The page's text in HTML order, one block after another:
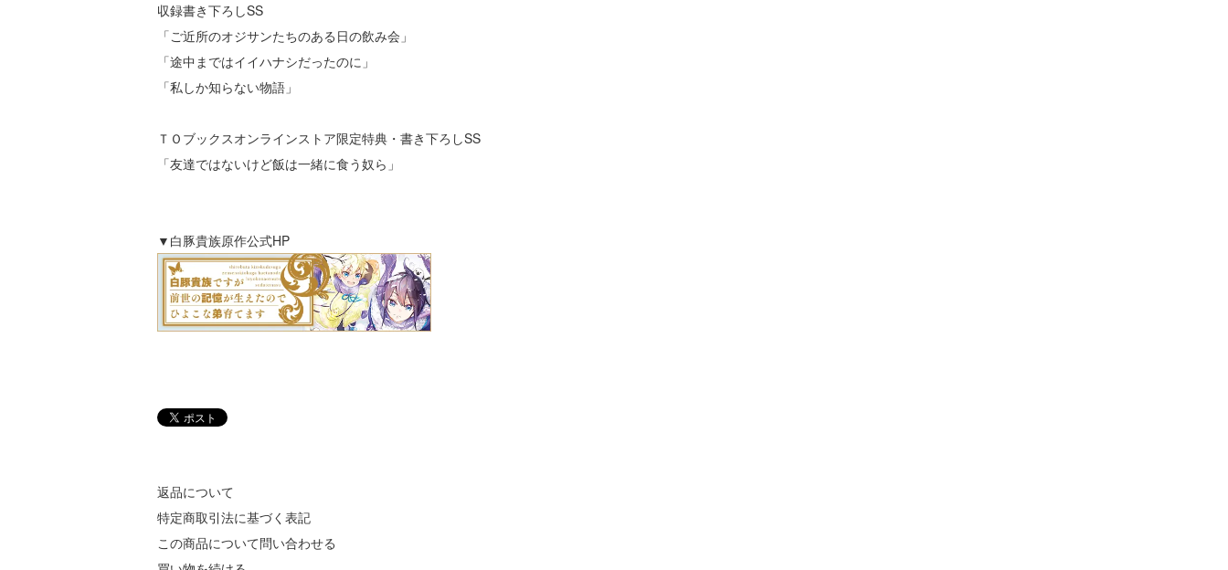
収録書き下ろしSS
「ご近所のオジサンたちのある日の飲み会」
「途中まではイイハナシだったのに」
「私しか知らない物語」
ＴＯブックスオンラインストア限定特典・書き下ろしSS
「友達ではないけど飯は一緒に食う奴ら」
▼白豚貴族原作公式HP
返品について
特定商取引法に基づく表記
この商品について問い合わせる